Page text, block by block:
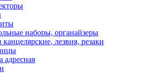
наборы, органайзеры
лезвия, резаки
адресная